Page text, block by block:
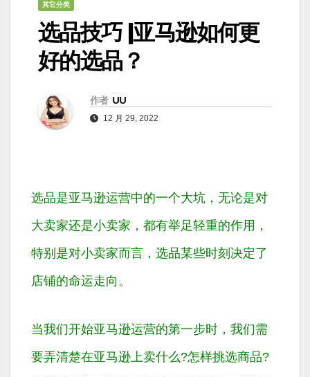
其它分类
选品技巧 |亚马逊如何更
好的选品？
作者 UU
12 月 29, 2022
选品是亚马逊运营中的一个大坑，无论是对
大卖家还是小卖家，都有举足轻重的作用，
特别是对小卖家而言，选品某些时刻决定了
店铺的命运走向。
当我们开始亚马逊运营的第一步时，我们需
要弄清楚在亚马逊上卖什么?怎样挑选商品?